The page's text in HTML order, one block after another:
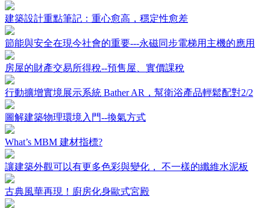
建築設計重點筆記：重心愈高，穩定性愈差
節能與安全在現今社會的重要---永磁同步電梯用主機的應用
房屋的財產交易所得稅--預售屋、實價課稅
行動擴增實境展示系統 Bather AR，幫衛浴產品輕鬆配對2/2
圖解建築物理環境入門--換氣方式
What’s MBM 建材指標?
讓建築外觀可以有更多色彩與變化， 不一樣的纖維水泥板
古典風華再現！廚房化身歐式宮殿